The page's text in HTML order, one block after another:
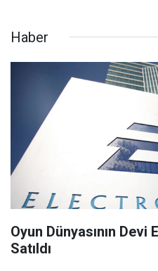
Haber
Oyun Dünyasının
Satıldı